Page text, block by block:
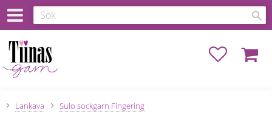
Favoriter
Lankava Sulo sockgarn Fingering